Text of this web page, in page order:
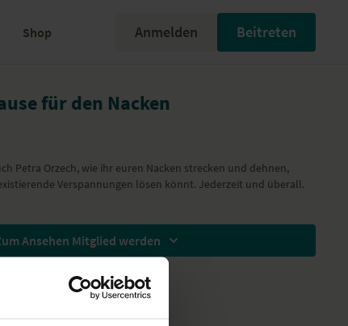
Shop Anmelden Beitreten
für den Nacken
Petra Orzech, wie ihr euren Nacken strecken und dehnen,
Verspannungen lösen könnt. Jederzeit und überall.
Ansehen Mitglied werden